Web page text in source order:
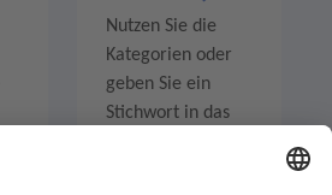
Nutzen Sie die
Kategorien oder
geben Sie ein
Stichwort in das